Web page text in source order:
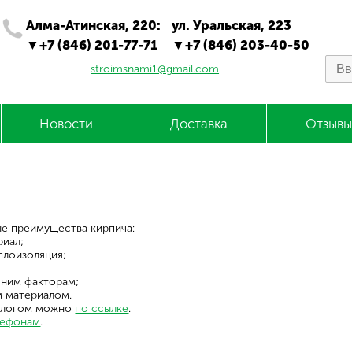
Алма-Атинская, 220:
+7 (846) 201-77-71
ул. Уральская, 223
+7 (846) 203-40-50
stroimsnami1@gmail.com
Новости Доставка Отзывы
преимущества кирпича:
факторам;
материалом.
можно по ссылке.
.